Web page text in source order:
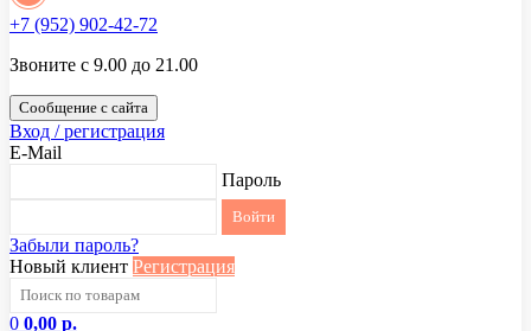
+7 (952) 902-42-72
Звоните с 9.00 до 21.00
Сообщение с сайта
Вход / регистрация
E-Mail
Пароль
Забыли пароль?
Новый клиент Регистрация
0 0,00 р.